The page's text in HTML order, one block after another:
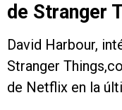
de Stranger
David Harbour,
Stranger
de Netflix en la